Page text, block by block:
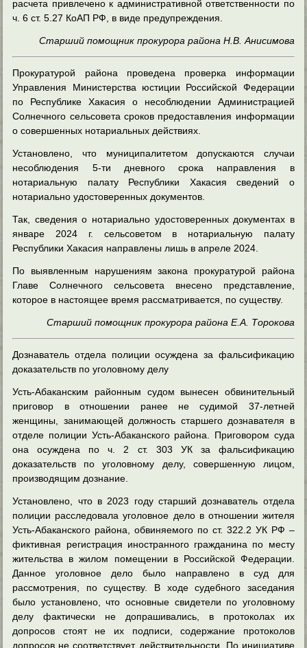
расчета привлечено к административной ответственности по
ч. 6 ст. 5.27 КоАП РФ, в виде предупреждения.
Старший помощник прокурора района Н.В. Анисимова
Прокуратурой района проведена проверка информации
Управления Министерства юстиции Российской Федерации
по Республике Хакасия о несоблюдении Администрацией
Солнечного сельсовета сроков предоставления информации
о совершенных нотариальных действиях.
Установлено, что муниципалитетом допускаются случаи
несоблюдения 5-ти дневного срока направления в
нотариальную палату Республики Хакасия сведений о
нотариально удостоверенных документов.
Так, сведения о нотариально удостоверенных документах в
январе 2024 г. сельсоветом в нотариальную палату
Республики Хакасия направлены лишь в апреле 2024.
По выявленным нарушениям закона прокуратурой района
Главе Солнечного сельсовета внесено представление,
которое в настоящее время рассматривается, по существу.
Старший помощник прокурора района Е.А. Торокова
Дознаватель отдела полиции осуждена за фальсификацию
доказательств по уголовному делу
Усть-Абаканским районным судом вынесен обвинительный
приговор в отношении ранее не судимой 37-летней
женщины, занимающей должность старшего дознавателя в
отделе полиции Усть-Абаканского района. Приговором суда
она осуждена по ч. 2 ст. 303 УК за фальсификацию
доказательств по уголовному делу, совершенную лицом,
производящим дознание.
Установлено, что в 2023 году старший дознаватель отдела
полиции расследовала уголовное дело в отношении жителя
Усть-Абаканского района, обвиняемого по ст. 322.2 УК РФ –
фиктивная регистрация иностранного гражданина по месту
жительства в жилом помещении в Российской Федерации.
Данное уголовное дело было направлено в суд для
рассмотрения, по существу. В ходе судебного заседания
было установлено, что основные свидетели по уголовному
делу фактически не допрашивались, в протоколах их
допросов стоят не их подписи, содержание протоколов
допросов не соответствует действительности. По инициативе